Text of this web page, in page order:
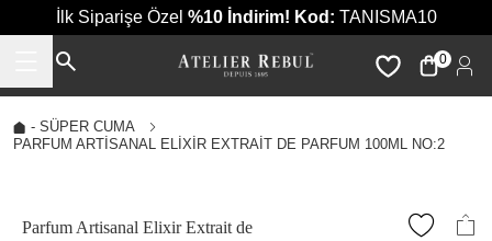
İlk Siparişe Özel %10 İndirim! Kod: TANISMA10
0
- SÜPER CUMA
PARFUM ARTISANAL ELIXIR EXTRAIT DE PARFUM 100ML NO:2
Parfum Artisanal Elixir Extrait de